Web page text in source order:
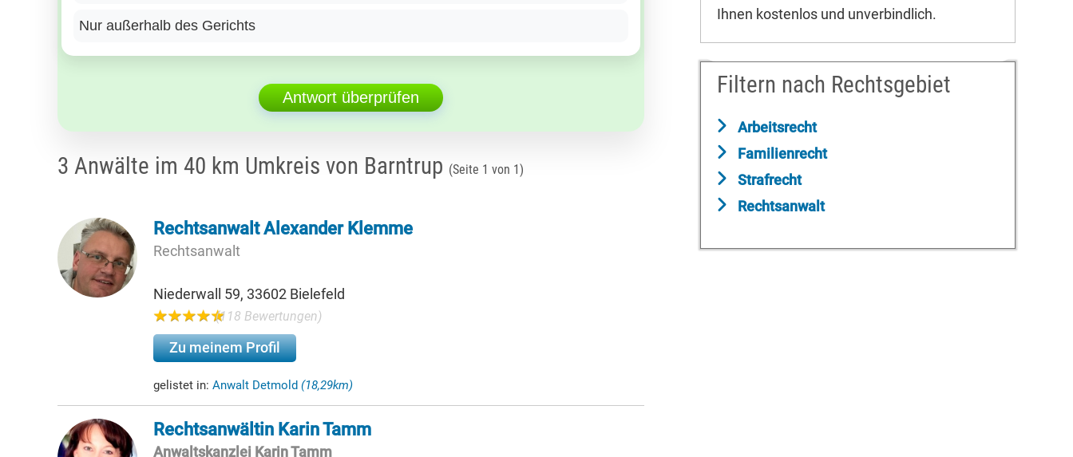
Nur außerhalb des Gerichts
Antwort überprüfen
3 Anwälte im 40 km Umkreis von Barntrup (Seite 1 von 1)
Rechtsanwalt Alexander Klemme
Rechtsanwalt
Niederwall 59, 33602 Bielefeld
(118 Bewertungen)
Zu meinem Profil
gelistet in: Anwalt Detmold (18,29km)
Rechtsanwältin Karin Tamm
Anwaltskanzlei Karin Tamm
Ihnen kostenlos und unverbindlich.
Filtern nach Rechtsgebiet
Arbeitsrecht
Familienrecht
Strafrecht
Rechtsanwalt